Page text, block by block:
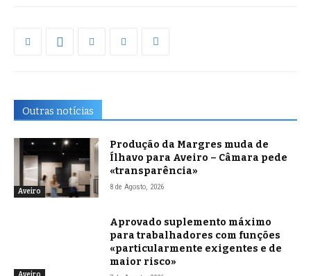
Outras notícias
Aveiro
Produção da Margres muda de
Ílhavo para Aveiro – Câmara pede
«transparência»
8 de Agosto, 2026
Aprovado suplemento máximo
para trabalhadores com funções
«particularmente exigentes e de
maior risco»